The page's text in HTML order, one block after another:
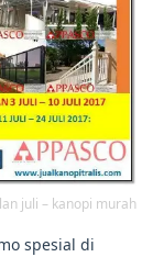
juli – kanopi murah
spesial di